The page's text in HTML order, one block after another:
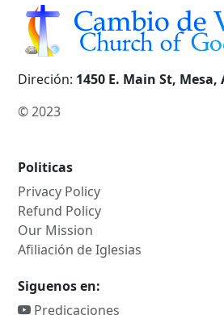
Direción: 1450 E. Main St, Mesa,
© 2023
Politicas
Privacy Policy
Refund Policy
Our Mission
Afiliación de Iglesias
Siguenos en:
Predicaciones